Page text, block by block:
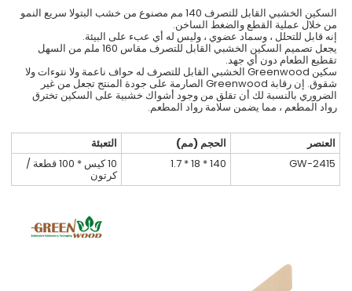
السكين الخشبي القابل للتصرف 140 مم مصنوع من خشب البتولا سريع النمو
من خلال عملية القطع والضغط الساخن.
إنه قابل للتحلل ، وسماد عضوي ، وليس له أي عبء على البيئة.
يجعل تصميم السكين الخشبي القابل للتصرف مقاس 160 ملم من السهل
تقطيع الطعام دون أي جهد.
سكين Greenwood الخشبي القابل للتصرف له حواف ناعمة ولا نتوءات ولا
شقوق. إن رقابة Greenwood الصارمة على جودة المنتج تجعل من غير
الضروري بالنسبة لك أن تقلق من وجود أشواك خشبية على السكين تخترق
رواد المطعم ، مما يضمن سلامة رواد المطعم.
العنصر الحجم (مم)
التعبئة
GW-2415
140 * 18 * 1.7 10 كيس * 100 قطعة /
كرتون